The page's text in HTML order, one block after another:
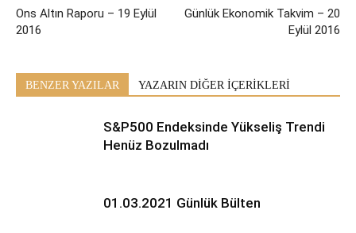
Ons Altın Raporu – 19 Eylül
2016
Günlük Ekonomik Takvim – 20
Eylül 2016
BENZER YAZILAR YAZARIN DİĞER İÇERİKLERİ
S&P500 Endeksinde Yükseliş Trendi
Henüz Bozulmadı
01.03.2021 Günlük Bülten